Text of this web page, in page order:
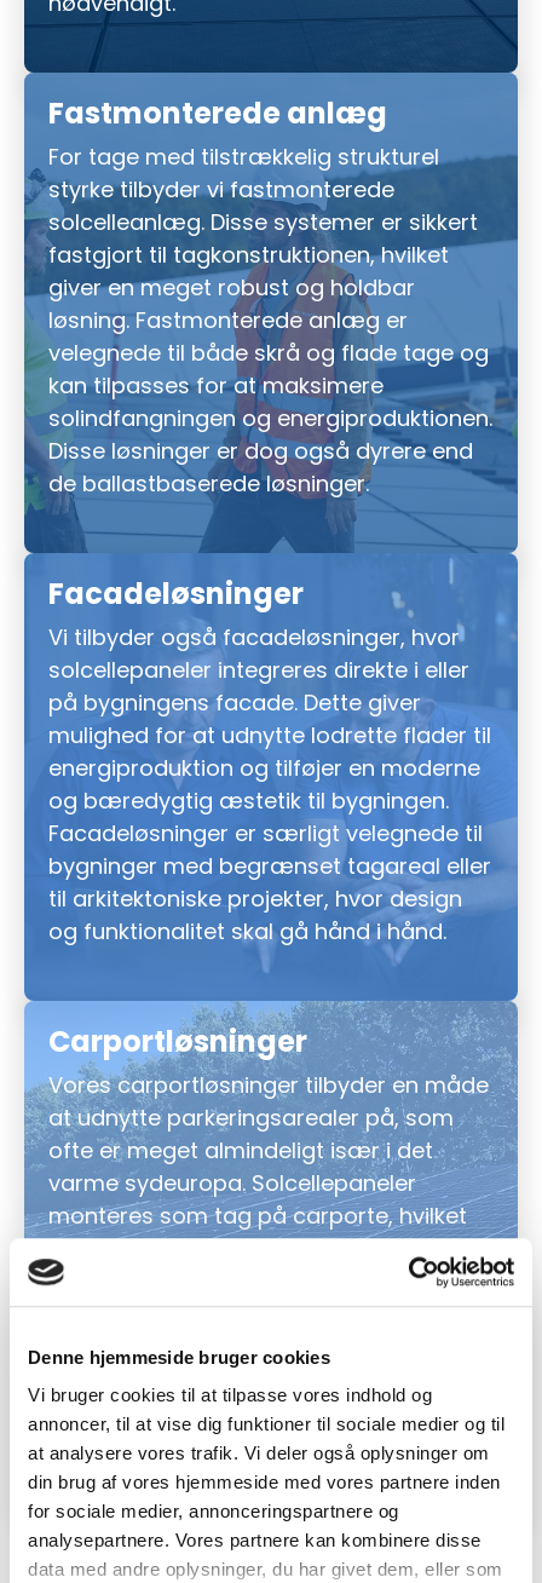
Denne hjemmeside bruger cookies
Vi bruger cookies til at tilpasse vores indhold og
annoncer, til at vise dig funktioner til sociale medier og til
at analysere vores trafik. Vi deler også oplysninger om
din brug af vores hjemmeside med vores partnere inden
for sociale medier, annonceringspartnere og
analysepartnere. Vores partnere kan kombinere disse
data med andre oplysninger, du har givet dem, eller som
Fastmonterede anlæg
For tage med tilstrækkelig strukturel
styrke tilbyder vi fastmonterede
solcelleanlæg. Disse systemer er sikkert
fastgjort til tagkonstruktionen, hvilket
giver en meget robust og holdbar
løsning. Fastmonterede anlæg er
velegnede til både skrå og flade tage og
kan tilpasses for at maksimere
solindfangningen og energiproduktionen.
Disse løsninger er dog også dyrere end
de ballastbaserede løsninger.
Facadeløsninger
Vi tilbyder også facadeløsninger, hvor
solcellepaneler integreres direkte i eller
på bygningens facade. Dette giver
mulighed for at udnytte lodrette flader til
energiproduktion og tilføjer en moderne
og bæredygtig æstetik til bygningen.
Facadeløsninger er særligt velegnede til
bygninger med begrænset tagareal eller
til arkitektoniske projekter, hvor design
og funktionalitet skal gå hånd i hånd.
Carportløsninger
Vores carportløsninger tilbyder en måde
at udnytte parkeringsarealer på, som
ofte er meget almindeligt især i det
varme sydeuropa. Solcellepaneler
monteres som tag på carporte, hvilket
beskytter køretøjer mod vejrets
påvirkninger og samtidig genererer grøn
energi. Carportløsninger er ideelle for
virksomheder, der ønsker at kombinere
maksimere brugen af deres
udendørsarealer.